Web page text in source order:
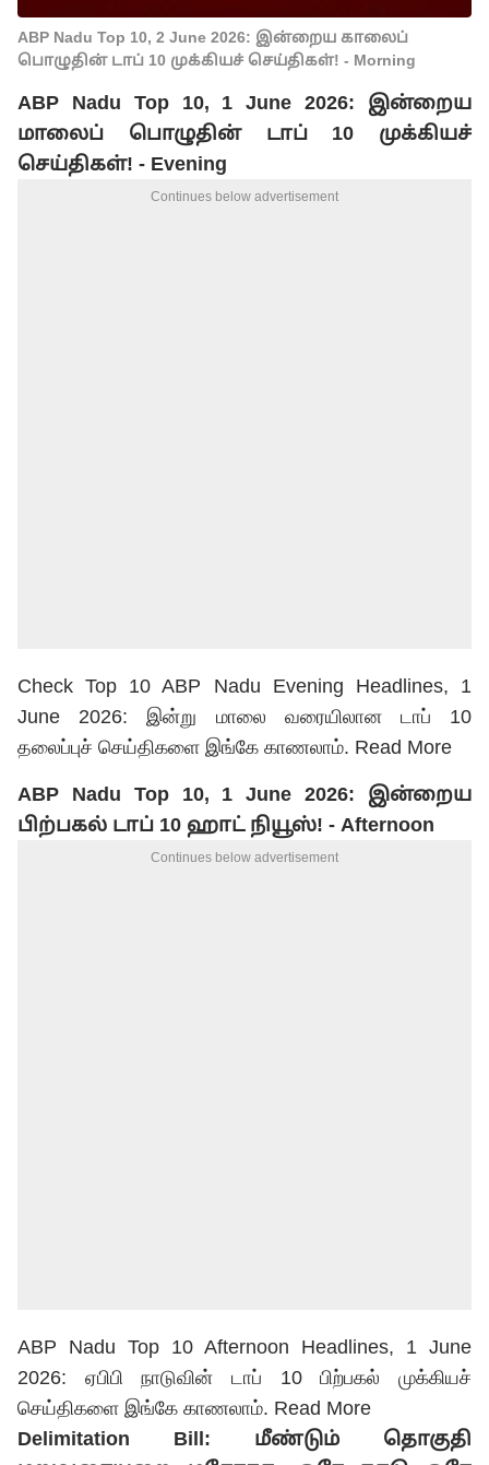
ABP Nadu Top 10, 2 June 2026: இன்றைய காலைப்
பொழுதின் டாப் 10 முக்கியச் செய்திகள்! - Morning
ABP Nadu Top 10, 1 June 2026: இன்றைய
மாலைப் பொழுதின் டாப் 10 முக்கியச்
செய்திகள்! - Evening
Continues below advertisement
Check Top 10 ABP Nadu Evening Headlines, 1
June 2026: இன்று மாலை வரையிலான டாப் 10
தலைப்புச் செய்திகளை இங்கே காணலாம். Read More
ABP Nadu Top 10, 1 June 2026: இன்றைய
பிற்பகல் டாப் 10 ஹாட் நியூஸ்! - Afternoon
Continues below advertisement
ABP Nadu Top 10 Afternoon Headlines, 1 June
2026: ஏபிபி நாடுவின் டாப் 10 பிற்பகல் முக்கியச்
செய்திகளை இங்கே காணலாம். Read More
Delimitation Bill: மீண்டும் தொகுதி